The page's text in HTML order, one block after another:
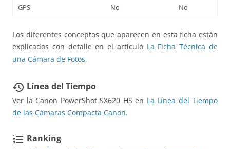
GPS
No No
Los diferentes conceptos que aparecen en esta ficha están
explicados con detalle en el artículo La Ficha Técnica de
una Cámara de Fotos.
restore Línea del Tiempo
Ver la Canon PowerShot SX620 HS en La Línea del Tiempo
de las Cámaras Compacta Canon.
format_list_numbered Ranking